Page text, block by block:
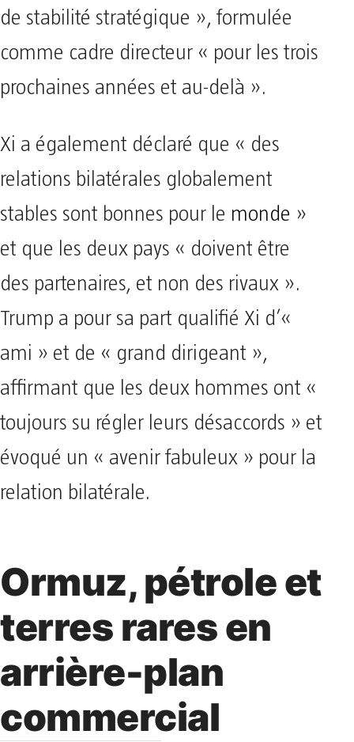
de stabilité stratégique », formulée
comme cadre directeur « pour les trois
prochaines années et au-delà ».
Xi a également déclaré que « des
relations bilatérales globalement
stables sont bonnes pour le monde »
et que les deux pays « doivent être
des partenaires, et non des rivaux ».
Trump a pour sa part qualifié Xi d’«
ami » et de « grand dirigeant »,
affirmant que les deux hommes ont «
toujours su régler leurs désaccords » et
évoqué un « avenir fabuleux » pour la
relation bilatérale.
Ormuz, pétrole et
terres rares en
arrière-plan
commercial